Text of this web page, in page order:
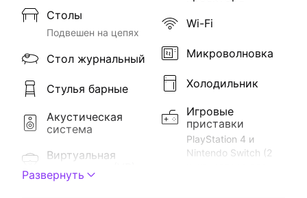
Столы
Подвешен на цепях
Стол журнальный
Стулья барные
Акустическая
система
Виртуальная
PlayStation VR: 750
Wi-Fi
Микроволновка
Холодильник
Игровые
приставки
PlayStation 4 и
Nintendo Switch (2
Развернуть